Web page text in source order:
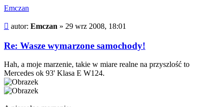
Emczan
Post
autor: Emczan » 29 wrz 2008, 18:01
Re: Wasze wymarzone samochody!
Hah, a moje marzenie, takie w miare realne na przyszlość to
Mercedes ok 93' Klasa E W124.